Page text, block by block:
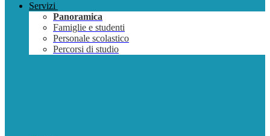
Servizi
Panoramica
Famiglie e studenti
Personale scolastico
Percorsi di studio